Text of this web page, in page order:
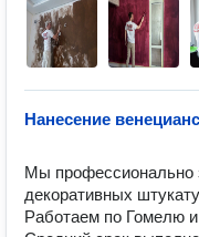
Нанесение
Мы профессионально
декоративных
Работаем по Гомелю